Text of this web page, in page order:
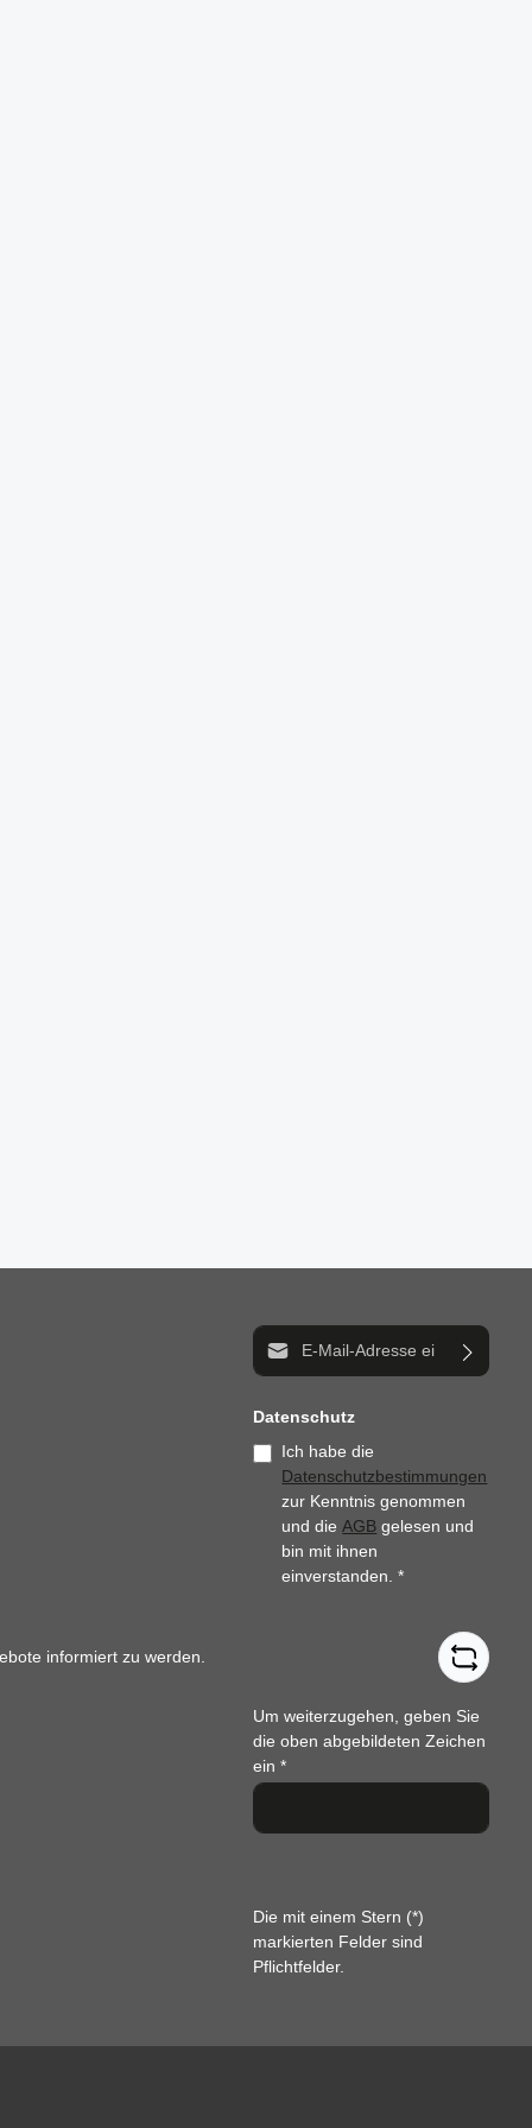
informiert zu werden.
E-Mail-Adresse*
Datenschutz
Ich habe die
Datenschutzbestimmungen
zur Kenntnis genommen
und dieAGB gelesen und
bin mit ihnen
einverstanden.*
Um weiterzugehen, geben Sie
die oben abgebildeten Zeichen
ein*
Die mit einem Stern (*)
markierten Felder sind
Pflichtfelder.